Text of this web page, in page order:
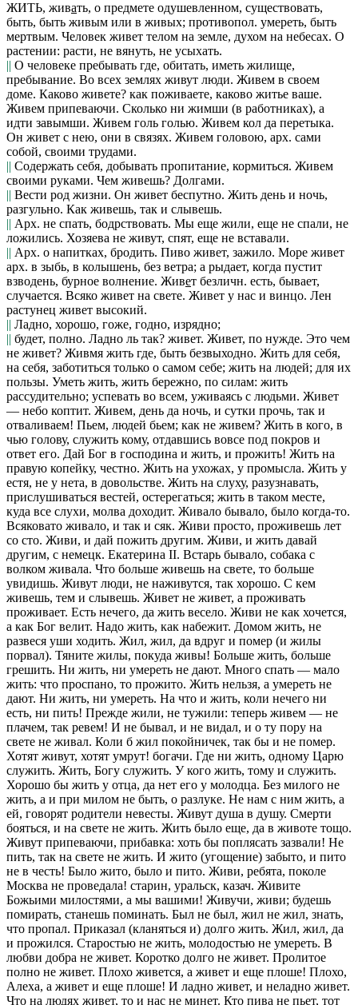
ЖИТЬ, живать, о предмете одушевленном, существовать,
быть, быть живым или в живых; противопол. умереть, быть
мертвым. Человек живет телом на земле, духом на небесах. О
растении: расти, не вянуть, не усыхать.
|| О человеке пребывать где, обитать, иметь жилище,
пребывание. Во всех землях живут люди. Живем в своем
доме. Каково живете? как поживаете, каково житье ваше.
Живем припеваючи. Сколько ни жимши (в работниках), а
идти завымши. Живем голь голью. Живем кол да перетыка.
Он живет с нею, они в связях. Живем головою, арх. сами
собой, своими трудами.
|| Содержать себя, добывать пропитание, кормиться. Живем
своими руками. Чем живешь? Долгами.
|| Вести род жизни. Он живет беспутно. Жить день и ночь,
разгульно. Как живешь, так и слывешь.
|| Арх. не спать, бодрствовать. Мы еще жили, еще не спали, не
ложились. Хозяева не живут, спят, еще не вставали.
|| Арх. о напитках, бродить. Пиво живет, зажило. Море живет
арх. в зыбь, в колышень, без ветра; а рыдает, когда пустит
взводень, бурное волнение. Живет безличн. есть, бывает,
случается. Всяко живет на свете. Живет у нас и винцо. Лен
растунец живет высокий.
|| Ладно, хорошо, гоже, годно, изрядно;
|| будет, полно. Ладно ль так? живет. Живет, по нужде. Это чем
не живет? Живмя жить где, быть безвыходно. Жить для себя,
на себя, заботиться только о самом себе; жить на людей; для их
пользы. Уметь жить, жить бережно, по силам: жить
рассудительно; успевать во всем, уживаясь с людьми. Живет
— небо коптит. Живем, день да ночь, и сутки прочь, так и
отваливаем! Пьем, людей бьем; как не живем? Жить в кого, в
чью голову, служить кому, отдавшись вовсе под покров и
ответ его. Дай Бог в господина и жить, и прожить! Жить на
правую копейку, честно. Жить на ухожах, у промысла. Жить у
естя, не у нета, в довольстве. Жить на слуху, разузнавать,
прислушиваться вестей, остерегаться; жить в таком месте,
куда все слухи, молва доходит. Живало бывало, было когда-то.
Всяковато живало, и так и сяк. Живи просто, проживешь лет
со сто. Живи, и дай пожить другим. Живи, и жить давай
другим, с немецк. Екатерина II. Встарь бывало, собака с
волком живала. Что больше живешь на свете, то больше
увидишь. Живут люди, не наживутся, так хорошо. С кем
живешь, тем и слывешь. Живет не живет, а проживать
проживает. Есть нечего, да жить весело. Живи не как хочется,
а как Бог велит. Надо жить, как набежит. Домом жить, не
развеся уши ходить. Жил, жил, да вдруг и помер (и жилы
порвал). Тяните жилы, покуда живы! Больше жить, больше
грешить. Ни жить, ни умереть не дают. Много спать — мало
жить: что проспано, то прожито. Жить нельзя, а умереть не
дают. Ни жить, ни умереть. На что и жить, коли нечего ни
есть, ни пить! Прежде жили, не тужили: теперь живем — не
плачем, так ревем! И не бывал, и не видал, и о ту пору на
свете не живал. Коли б жил покойничек, так бы и не помер.
Хотят живут, хотят умрут! богачи. Где ни жить, одному Царю
служить. Жить, Богу служить. У кого жить, тому и служить.
Хорошо бы жить у отца, да нет его у молодца. Без милого не
жить, а и при милом не быть, о разлуке. Не нам с ним жить, а
ей, говорят родители невесты. Живут душа в душу. Смерти
бояться, и на свете не жить. Жить было еще, да в животе тощо.
Живут припеваючи, прибавка: хоть бы поплясать зазвали! Не
пить, так на свете не жить. И жито (угощение) забыто, и пито
не в честь! Было жито, было и пито. Живи, ребята, поколе
Москва не проведала! старин, уральск, казач. Живите
Божьими милостями, а мы вашими! Живучи, живи; будешь
помирать, станешь поминать. Был не был, жил не жил, знать,
что пропал. Приказал (кланяться и) долго жить. Жил, жил, да
и прожился. Старостью не жить, молодостью не умереть. В
любви добра не живет. Коротко долго не живет. Пролитое
полно не живет. Плохо живется, а живет и еще плоше! Плохо,
Алеха, а живет и еще плоше! И ладно живет, и неладно живет.
Что на людях живет, то и нас не минет. Кто пива не пьет, тот